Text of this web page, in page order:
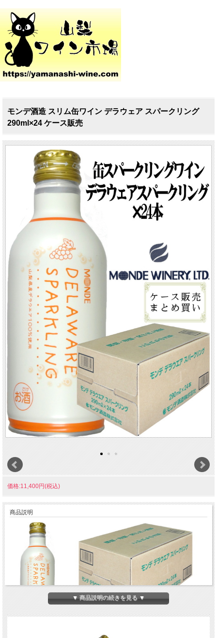
モンデ酒造 スリム缶ワイン デラウェア スパークリング
290ml×24 ケース販売
価格:11,400円(税込)
商品説明
果樹王国山梨で育った美味しいデラウェアを１００％使用。
▼ 商品説明の続きを見る ▼